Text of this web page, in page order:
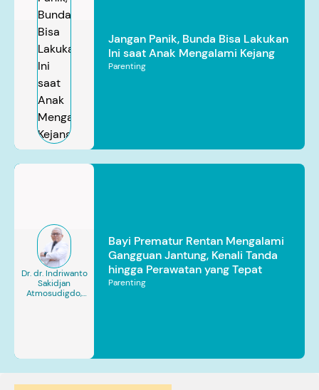
Jangan Panik, Bunda Bisa Lakukan
Ini saat Anak Mengalami Kejang
Parenting
Dr. dr. Indriwanto
Sakidjan
Atmosudigdo,
Bayi Prematur Rentan Mengalami
Gangguan Jantung, Kenali Tanda
hingga Perawatan yang Tepat
Parenting